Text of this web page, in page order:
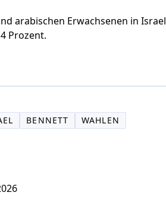
arabischen Erwachsenen in Israel
Prozent.
BENNETT WAHLEN